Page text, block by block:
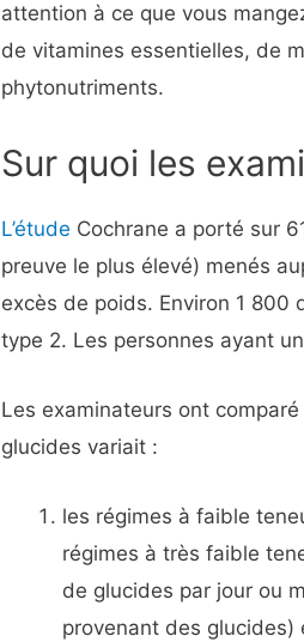
attention à ce que vous
de vitamines essentielles, de
phytonutriments.
Sur quoi les
L’étude Cochrane a porté sur
preuve le plus élevé) menés
excès de poids. Environ 1 800
type 2. Les personnes ayant
Les examinateurs ont
glucides variait :
les régimes à faible
régimes à très faible
de glucides par jour ou
provenant des